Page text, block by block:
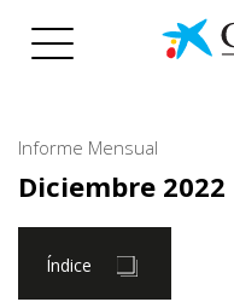
Informe Mensual
Diciembre 2022
Índice